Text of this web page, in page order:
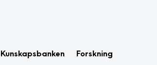
Kunskapsbanken Forskning